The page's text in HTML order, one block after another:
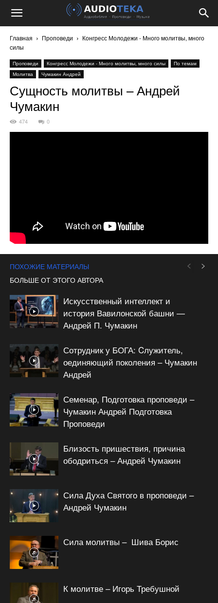
Главная Проповеди
Конгресс Молодежи - Много молитвы, много
силы
Проповеди Конгресс Молодежи - Много молитвы, много силы
По темам
Молитва
Чумакин Андрей
Сущность молитвы – Андрей
Чумакин
474 0
ПОХОЖИЕ МАТЕРИАЛЫ
БОЛЬШЕ ОТ ЭТОГО АВТОРА
Искусственный интеллект и
история Вавилонской башни —
Андрей П. Чумакин
Сотрудник у БОГА: Cлужитель,
оединяющий поколения – Чумакин
Андрей
Семенар, Подготовка проповеди –
Чумакин Андрей Подготовка
Проповеди
Близость пришествия, причина
ободриться – Андрей Чумакин
Сила Духа Святого в проповеди –
Андрей Чумакин
Сила молитвы – Шива Борис
К молитве – Игорь Требушной